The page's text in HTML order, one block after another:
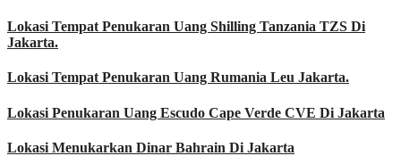
Lokasi Tempat Penukaran Uang Shilling Tanzania TZS Di
Jakarta.
Lokasi Tempat Penukaran Uang Rumania Leu Jakarta.
Lokasi Penukaran Uang Escudo Cape Verde CVE Di Jakarta
Lokasi Menukarkan Dinar Bahrain Di Jakarta